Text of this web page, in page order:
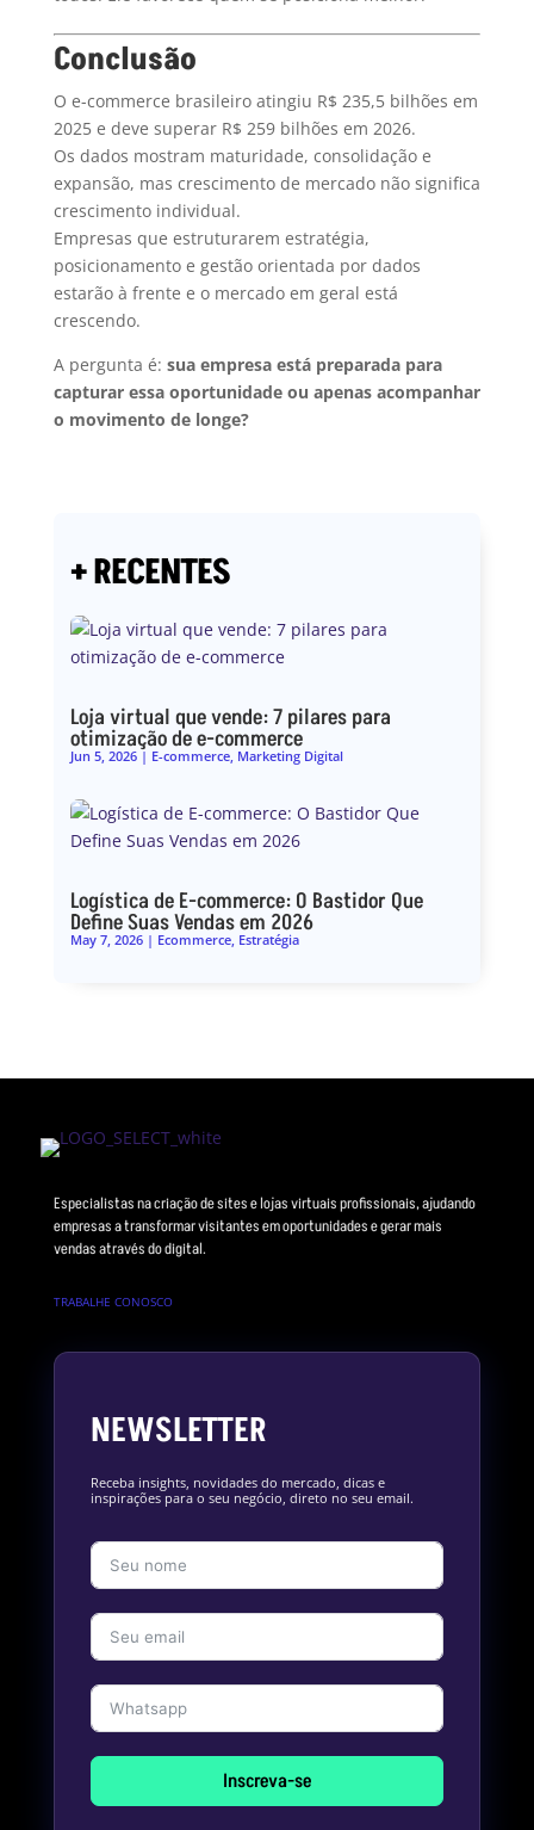
Conclusão
O e-commerce brasileiro atingiu R$ 235,5 bilhões em
2025 e deve superar R$ 259 bilhões em 2026.
Os dados mostram maturidade, consolidação e
expansão, mas crescimento de mercado não significa
crescimento individual.
Empresas que estruturarem estratégia,
posicionamento e gestão orientada por dados
estarão à frente e o mercado em geral está
crescendo.
A pergunta é: sua empresa está preparada para
capturar essa oportunidade ou apenas acompanhar
o movimento de longe?
+ RECENTES
Loja virtual que vende: 7 pilares para
otimização de e-commerce
Jun 5, 2026| E-commerce, Marketing Digital
Logística de E-commerce: O Bastidor Que
Define Suas Vendas em 2026
May 7, 2026| Ecommerce, Estratégia
Especialistas na criação de sites e lojas virtuais profissionais, ajudando
empresas a transformar visitantes em oportunidades e gerar mais
vendas através do digital.
TRABALHE CONOSCO
NEWSLETTER
Receba insights, novidades do mercado, dicas e
inspirações para o seu negócio, direto no seu email.
Inscreva-se